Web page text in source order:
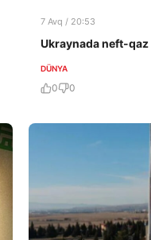
7 Avq / 20:53
Ukraynada neft-
DÜNYA
0 0